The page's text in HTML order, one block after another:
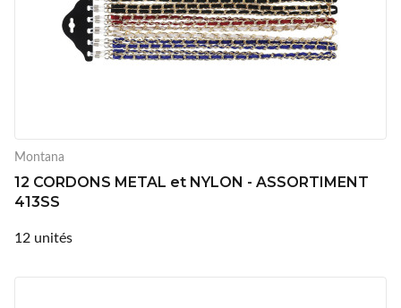
Montana
12 CORDONS METAL et NYLON - ASSORTIMENT
413SS
12 unités